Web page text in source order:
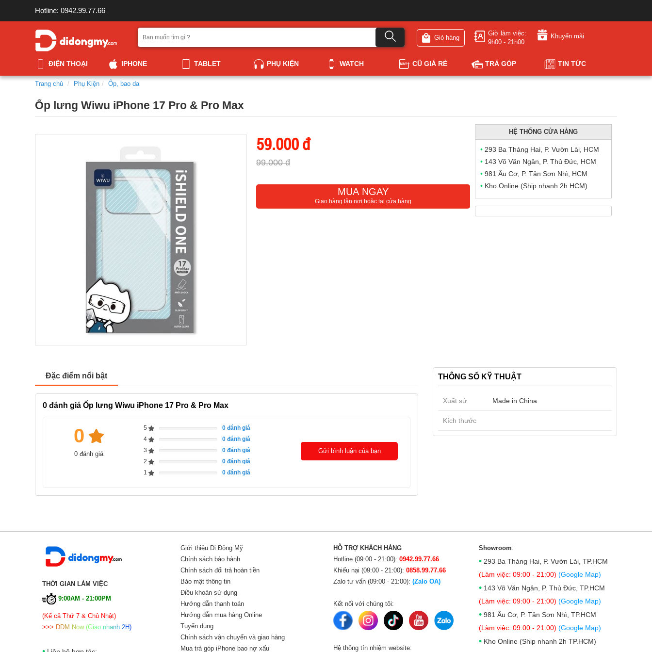
Hotline: 0942.99.77.66
Giỏ hàng
Giờ làm việc:
9h00 - 21h00
Khuyến mãi
ĐIỆN THOẠI IPHONE TABLET PHỤ KIỆN WATCH CŨ GIÁ RẺ TRẢ GÓP TIN TỨC
Trang chủ Phụ Kiện Ốp, bao da
Ốp lưng Wiwu iPhone 17 Pro & Pro Max
59.000 đ
99.000 đ
MUA NGAY
Giao hàng tận nơi hoặc tại cửa hàng
HỆ THỐNG CỬA HÀNG
• 293 Ba Tháng Hai, P. Vườn Lài, HCM
• 143 Võ Văn Ngân, P. Thủ Đức, HCM
• 981 Âu Cơ, P. Tân Sơn Nhì, HCM
• Kho Online (Ship nhanh 2h HCM)
Đặc điểm nổi bật
0 đánh giá Ốp lưng Wiwu iPhone 17 Pro & Pro Max
0
0 đánh giá
5 0đánh giá
4
0đánh giá
3
0đánh giá
2
0đánh giá
1
0đánh giá
Gửi bình luận của bạn
THÔNG SỐ KỸ THUẬT
Xuất sứ Made in China
Kích thước
THỜI GIAN LÀM VIỆC
9:00AM - 21:00PM
(Kể cả Thứ 7 & Chủ Nhật)
>>> DDM Now (Giao nhanh 2H)
Giới thiệu Di Động Mỹ
Chính sách bảo hành
Chính sách đổi trả hoàn tiền
Bảo mật thông tin
Điều khoản sử dụng
Hướng dẫn thanh toán
Hướng dẫn mua hàng Online
Tuyển dụng
Chính sách vận chuyển và giao hàng
Mua trả góp iPhone bao nợ xấu
HỖ TRỢ KHÁCH HÀNG
Hotline (09:00 - 21:00): 0942.99.77.66
Khiếu nại (09:00 - 21:00): 0858.99.77.66
Zalo tư vấn (09:00 - 21:00): (Zalo OA)
Kết nối với chúng tôi:
Hệ thống tín nhiệm website:
Showroom:
• 293 Ba Tháng Hai, P. Vườn Lài, TP.HCM
(Làm việc: 09:00 - 21:00) (Google Map)
• 143 Võ Văn Ngân, P. Thủ Đức, TP.HCM
(Làm việc: 09:00 - 21:00) (Google Map)
• 981 Âu Cơ, P. Tân Sơn Nhì, TP.HCM
(Làm việc: 09:00 - 21:00) (Google Map)
• Kho Online (Ship nhanh 2h TP.HCM)